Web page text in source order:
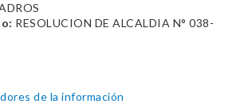
RESOLUCION DE ALCALDIA N° 038-
de la información